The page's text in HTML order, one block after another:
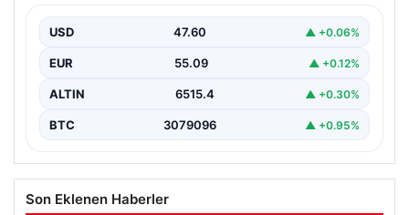
USD 47.60 ▲ +0.06%
EUR 55.09 ▲ +0.12%
ALTIN 6515.4 ▲ +0.30%
BTC 3079096 ▲ +0.95%
Son Eklenen Haberler